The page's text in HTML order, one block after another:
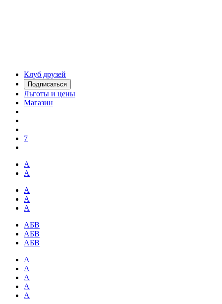
Клуб друзей
Подписаться
Льготы и цены
Магазин
7
А
А
А
А
А
АБВ
АБВ
АБВ
А
А
А
А
А